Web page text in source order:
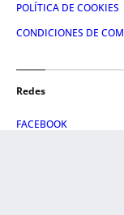
POLÍTICA DE COOKIES
CONDICIONES DE
Redes
FACEBOOK